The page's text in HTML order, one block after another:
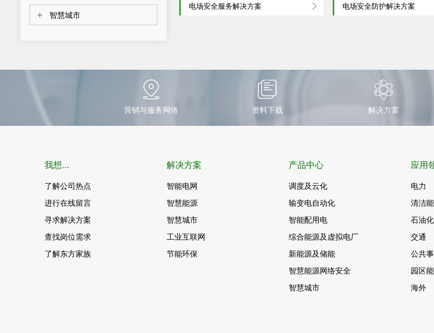
智慧城市
电场安全服务解决方案 电场安全防护解决方案
营销与服务网络 资料下载 解决方案
我想...
了解公司热点
进行在线留言
寻求解决方案
查找岗位需求
了解东方家族
解决方案
智能电网
智慧能源
智慧城市
工业互联网
节能环保
产品中心
调度及云化
输变电自动化
智能配用电
综合能源及虚拟电厂
新能源及储能
智慧能源网络安全
智慧城市
应用
电力
清洁
石油
交通
公共
园区
海外